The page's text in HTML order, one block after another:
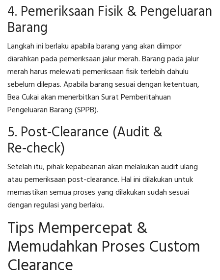
4. Pemeriksaan Fisik & Pengeluaran
Barang
Langkah ini berlaku apabila barang yang akan diimpor
diarahkan pada pemeriksaan jalur merah. Barang pada jalur
merah harus melewati pemeriksaan fisik terlebih dahulu
sebelum dilepas. Apabila barang sesuai dengan ketentuan,
Bea Cukai akan menerbitkan Surat Pemberitahuan
Pengeluaran Barang (SPPB).
5. Post‑Clearance (Audit &
Re‑check)
Setelah itu, pihak kepabeanan akan melakukan audit ulang
atau pemeriksaan post-clearance. Hal ini dilakukan untuk
memastikan semua proses yang dilakukan sudah sesuai
dengan regulasi yang berlaku.
Tips Mempercepat &
Memudahkan Proses Custom
Clearance